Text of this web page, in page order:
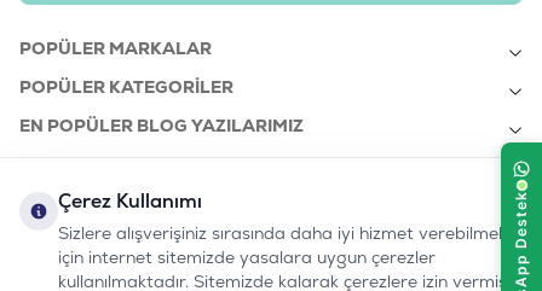
POPÜLER MARKALAR
POPÜLER KATEGORILER
EN POPÜLER BLOG YAZILARIMIZ
KURUMSAL
Çerez Kullanımı
Sizlere alışverişiniz sırasında daha iyi hizmet verebilmek
için internet sitemizde yasalara uygun çerezler
kullanılmaktadır. Sitemizde kalarak çerezlere izin vermiş